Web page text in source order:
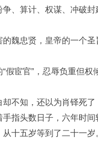
、算计、权谋、冲破封
魏忠贤，皇帝的一个圣
假宦官”，忍辱负重但权
却不知，还以为肖铎死了
指头数日子，六年时间
十五岁等到了二十一岁